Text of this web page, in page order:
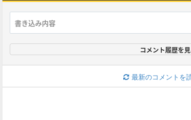
コメント履歴を
最新のコメントを